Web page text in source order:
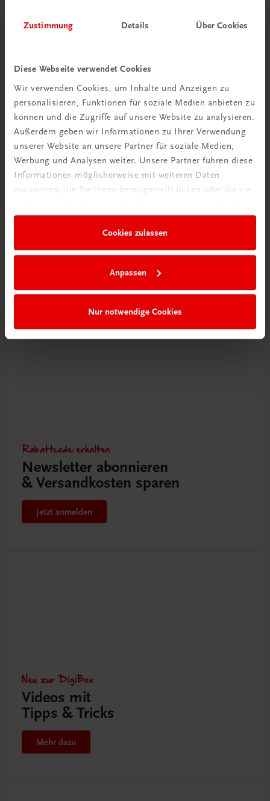
Zustimmung Details Über Cookies
Diese Webseite verwendet Cookies
Wir verwenden Cookies, um Inhalte und Anzeigen zu
personalisieren, Funktionen für soziale Medien anbieten zu
können und die Zugriffe auf unsere Website zu analysieren.
Außerdem geben wir Informationen zu Ihrer Verwendung
unserer Website an unsere Partner für soziale Medien,
Werbung und Analysen weiter. Unsere Partner führen diese
Informationen möglicherweise mit weiteren Daten
zusammen, die Sie ihnen bereitgestellt haben oder die sie
Cookies zulassen
Anpassen
Nur notwendige Cookies
Gut zu wissen
Ratgeber Schulpraxis
Wie mit KI im Unterricht
umgehen?
Rabattcode erhalten
Newsletter abonnieren
& Versandkosten sparen
Jetzt anmelden
Neu zur DigiBox
Videos mit
Tipps & Tricks
Mehr dazu